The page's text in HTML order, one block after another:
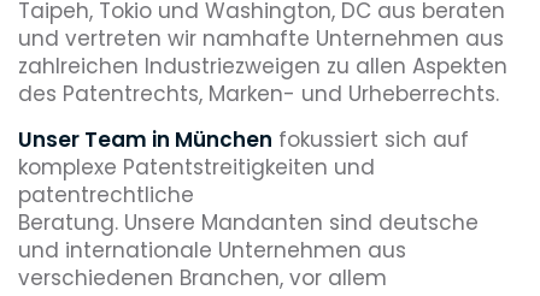
Taipeh, Tokio und Washington, DC aus beraten
und vertreten wir namhafte Unternehmen aus
zahlreichen Industriezweigen zu allen Aspekten
des Patentrechts, Marken- und Urheberrechts.
Unser Team in München fokussiert sich auf
komplexe Patentstreitigkeiten und
patentrechtliche
Beratung. Unsere Mandanten sind deutsche
und internationale Unternehmen aus
verschiedenen Branchen, vor allem